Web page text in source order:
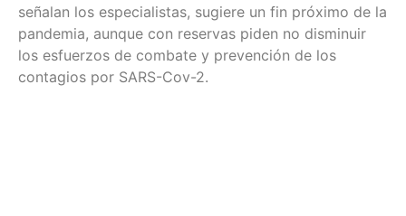
señalan los especialistas, sugiere un fin próximo de la
pandemia, aunque con reservas piden no disminuir
los esfuerzos de combate y prevención de los
contagios por SARS-Cov-2.